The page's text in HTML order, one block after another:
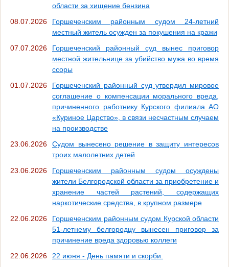
области за хищение бензина
08.07.2026
Горшеченским районным судом 24-летний
местный житель осужден за покушения на кражи
07.07.2026
Горшеченский районный суд вынес приговор
местной жительнице за убийство мужа во время
ссоры
01.07.2026
Горшеченский районный суд утвердил мировое
соглашение о компенсации морального вреда,
причиненного работнику Курского филиала АО
«Куриное Царство», в связи несчастным случаем
на производстве
23.06.2026
Судом вынесено решение в защиту интересов
троих малолетних детей
23.06.2026
Горшеченским районным судом осуждены
жители Белгородской области за приобретение и
хранение частей растений, содержащих
наркотические средства, в крупном размере
22.06.2026
Горшеченским районным судом Курской области
51-летнему белгородцу вынесен приговор за
причинение вреда здоровью коллеги
22.06.2026
22 июня - День памяти и скорби.